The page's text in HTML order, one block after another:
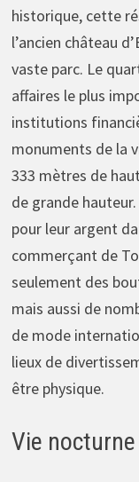
historique, cette
l’ancien château
vaste parc. Le
affaires le plus
institutions
monuments de la
333 mètres de
de grande
pour leur argent
commerçant de
seulement des
mais aussi de
de mode
lieux de
être physique.
Vie nocturne